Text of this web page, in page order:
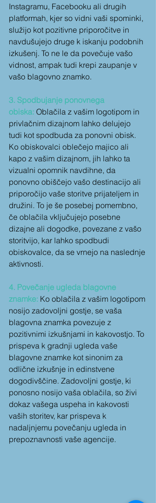
Instagramu, Facebooku ali drugih
platformah, kjer so vidni vaši spominki,
služijo kot pozitivne priporočitve in
navdušujejo druge k iskanju podobnih
izkušenj. To ne le da povečuje vašo
vidnost, ampak tudi krepi zaupanje v
vašo blagovno znamko.
3. Spodbujanje ponovnega
obiska: Oblačila z vašim logotipom in
privlačnim dizajnom lahko delujejo
tudi kot spodbuda za ponovni obisk.
Ko obiskovalci oblečejo majico ali
kapo z vašim dizajnom, jih lahko ta
vizualni opomnik navdihne, da
ponovno obiščejo vašo destinacijo ali
priporočijo vaše storitve prijateljem in
družini. To je še posebej pomembno,
če oblačila vključujejo posebne
dizajne ali dogodke, povezane z vašo
storitvijo, kar lahko spodbudi
obiskovalce, da se vrnejo na naslednje
aktivnosti.
4. Povečanje ugleda blagovne
znamke: Ko oblačila z vašim logotipom
nosijo zadovoljni gostje, se vaša
blagovna znamka povezuje z
pozitivnimi izkušnjami in kakovostjo. To
prispeva k gradnji ugleda vaše
blagovne znamke kot sinonim za
odlične izkušnje in edinstvene
dogodivščine. Zadovoljni gostje, ki
ponosno nosijo vaša oblačila, so živi
dokaz vašega uspeha in kakovosti
vaših storitev, kar prispeva k
nadaljnjemu povečanju ugleda in
prepoznavnosti vaše agencije.